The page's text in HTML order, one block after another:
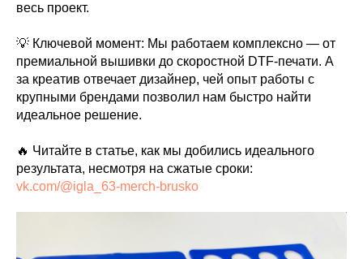
весь проект.
💡 Ключевой момент: Мы работаем комплексно — от
премиальной вышивки до скоростной DTF-печати. А
за креатив отвечает дизайнер, чей опыт работы с
крупными брендами позволил нам быстро найти
идеальное решение.
🔥 Читайте в статье, как мы добились идеального
результата, несмотря на сжатые сроки:
vk.com/@igla_63-merch-brusko